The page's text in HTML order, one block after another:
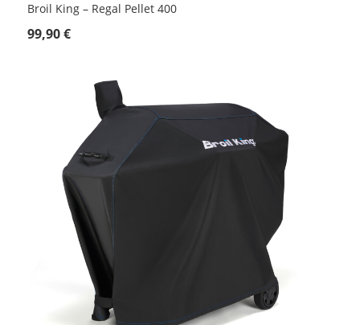
Broil King – Regal Pellet 400
99,90 €